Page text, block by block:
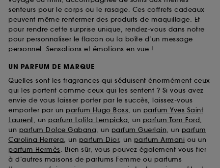
senteurs pour le corps ou le rasage. Ces coffrets cadeaux
peuvent même renfermer des produits de maquillage. Et
pour rendre cette surprise unique, rendez-vous dans notre
pour personnaliser le flacon ou la boîte d’un message
personnel. Sensations et émotions en vue !
UN PARFUM DE MARQUE
Quelles sont les fragrances qui séduisent énormément ceux
qui les portent comme ceux qui les sentent ? Si vous avez
envie de vous laisser porter par le succès, laissez-vous
emporter par un parfum Hugo Boss, un parfum Yves Saint
Laurent, un parfum Lolita Lempicka, un parfum Tom Ford,
un parfum Dolce Gabana, un parfum Guerlain, un parfum
Carolina Herrera, un parfum Dior, un parfum Armani ou un
parfum Hermès. Bien sûr, vous pouvez également vous fier
à d’autres maisons de parfums Femme ou parfums